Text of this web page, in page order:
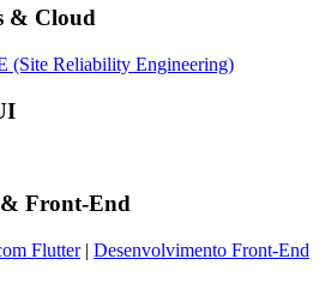
& Cloud
(Site Reliability Engineering)
Front-End
Flutter| Desenvolvimento Front-End